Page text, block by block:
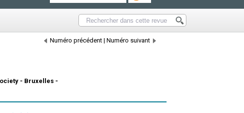
Numéro précédent | Numéro suivant
- Bruxelles -